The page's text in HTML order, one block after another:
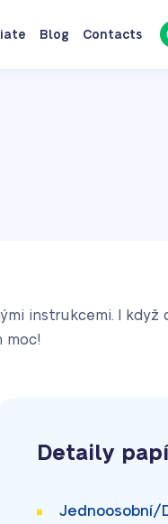
Blog Contacts
instrukcemi. I když
moc!
Detaily
Jednoosobní/